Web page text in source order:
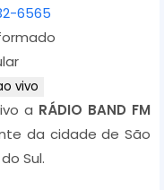
6565
vivo
a RÁDIO BAND FM
da cidade de São
Sul.